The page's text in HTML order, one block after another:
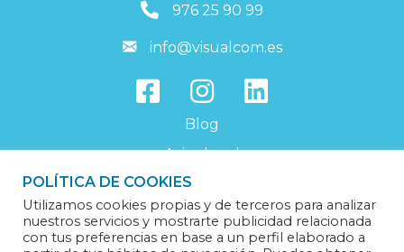
976259099
976 25 90 99
info@visualcom.es
info@visualcom.es
Blog
Aviso legal
Política de privacidad
Política de cookies
Trabaja con nosotros
POLÍTICA DE COOKIES
Utilizamos cookies propias y de terceros para analizar
nuestros servicios y mostrarte publicidad relacionada
con tus preferencias en base a un perfil elaborado a